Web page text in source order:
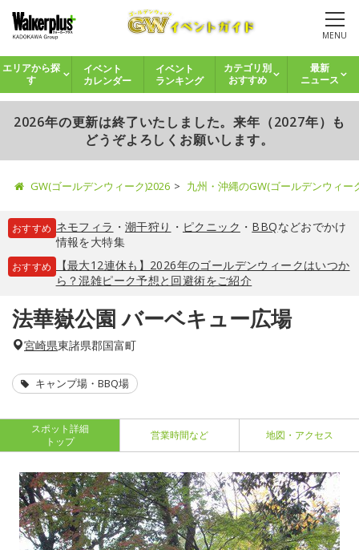
MENU
エリアから探
す
イベント
カレンダー
イベント
ランキング
カテゴリ別
おすすめ
最新
ニュース
2026年の更新は終了いたしました。来年（2027年）も
どうぞよろしくお願いします。
GW(ゴールデンウィーク)2026 九州・沖縄のGW(ゴールデンウィ
おすすめ ネモフィラ ・ 潮干狩り ・ ピクニック ・ BBQなどおでかけ
情報を大特集
おすすめ
【最大12連休も】2026年のゴールデンウィークはいつか
ら？混雑ピーク予想と回避術をご紹介
法華嶽公園 バーベキュー広場
宮崎県東諸県郡国富町
キャンプ場・BBQ場
スポット詳細
トップ
営業時間など 地図・アクセス